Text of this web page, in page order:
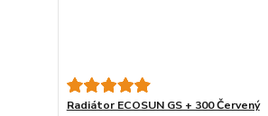
Radiátor ECOSUN GS + 300 Červený